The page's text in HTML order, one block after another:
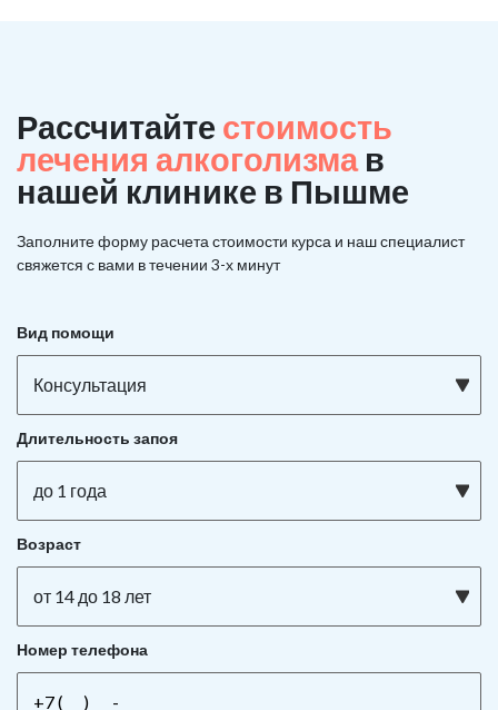
Рассчитайте стоимость
лечения алкоголизма в
нашей клинике в Пышме
Заполните форму расчета стоимости курса и наш специалист
свяжется с вами в течении 3-х минут
Вид помощи
Консультация
Длительность запоя
до 1 года
Возраст
от 14 до 18 лет
Номер телефона